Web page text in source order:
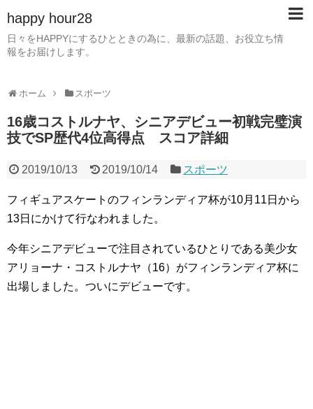
happy hour28
日々をHAPPYにするひとときの為に、最新の話題、お役立ち情
報をお届けします。
ホーム スポーツ
16歳コストルナヤ、シニアデビュー初戦完璧演
技でSP歴代4位高得点 スコア詳細
2019/10/13 2019/10/14 スポーツ
フィギュアスケートのフィンランディア杯が10月11日から
13日にかけて行なわれました。
今年シニアデビューで注目されているひとりである美少女
アリョーナ・コストルナヤ（16）がフィンランディア杯に
出場しました。ついにデビューです。